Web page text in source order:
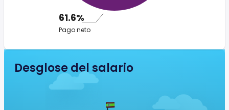
61.6%
Pago neto
Desglose del salario